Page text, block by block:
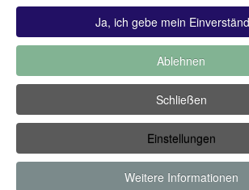
Bitte loggen Sie sich zuerst ein...
-Zuletzt
kommentiert-Meist
Copyright ©2019 by Thomas
Ja, ich gebe mein
Ablehnen
Schließen
Einstellungen
Weitere Informationen